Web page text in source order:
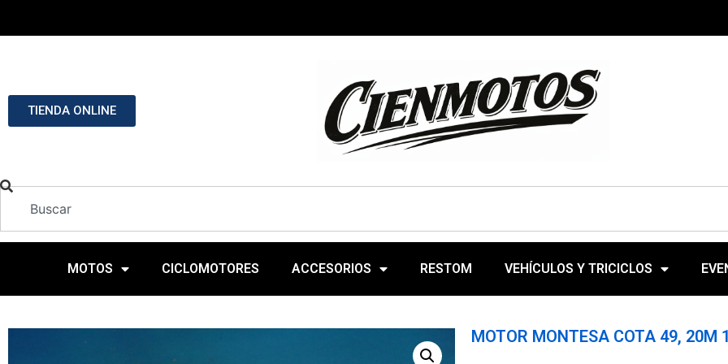
TIENDA ONLINE
MOTOS CICLOMOTORES ACCESORIOS RESTOM VEHÍCULOS Y TRICICLOS
MOTOR MONTESA COTA 49, 20M